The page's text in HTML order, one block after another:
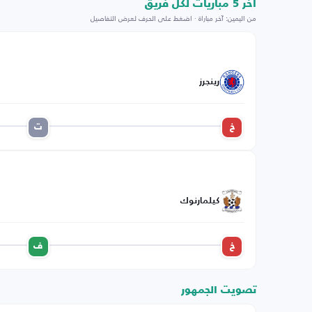
اخر 5 مباريات لكل فريق
من اليمين: آخر مباراة · اضغط على الحرف لعرض التفاصيل
رينجرز
خ ت
كيلمارنوك
خ ف
تصويت الجمهور